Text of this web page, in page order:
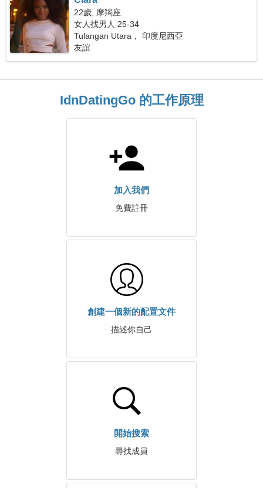
22歲, 摩羯座
女人找男人 25-34
Tulangan Utara， 印度尼西亞
友誼
IdnDatingGo 的工作原理
加入我們
免費註冊
創建一個新的配置文件
描述你自己
開始搜索
尋找成員